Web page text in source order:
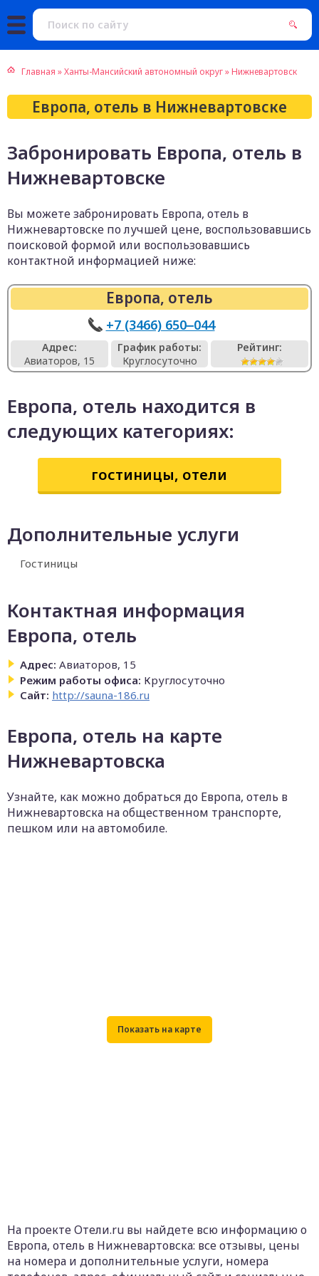
Главная »Ханты-Мансийский автономный округ»Нижневартовск
Европа, отель в Нижневартовске
Забронировать Европа, отель в
Нижневартовске
Вы можете забронировать Европа, отель в
Нижневартовске по лучшей цене, воспользовавшись
поисковой формой или воспользовавшись
контактной информацией ниже:
Европа, отель
+7 (3466) 650‒044
Адрес:
Авиаторов, 15
График работы:
Круглосуточно
Рейтинг:
Европа, отель находится в
следующих категориях:
гостиницы, отели
Дополнительные услуги
Гостиницы
Контактная информация
Европа, отель
Адрес: Авиаторов, 15
Режим работы офиса: Круглосуточно
Сайт: http://sauna-186.ru
Европа, отель на карте
Нижневартовска
Узнайте, как можно добраться до Европа, отель в
Нижневартовска на общественном транспорте,
пешком или на автомобиле.
На проекте Отели.ru вы найдете всю информацию о
Европа, отель в Нижневартовска: все отзывы, цены
на номера и дополнительные услуги, номера